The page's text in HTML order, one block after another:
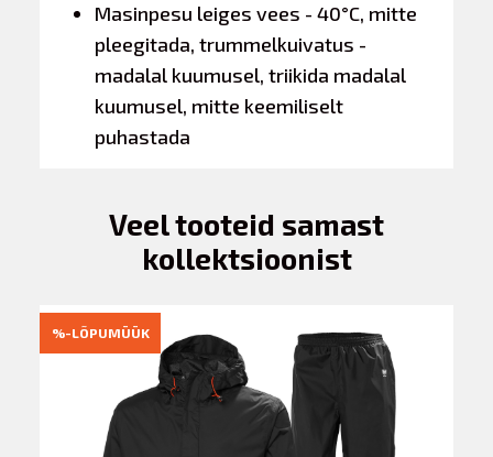
Masinpesu leiges vees - 40°C, mitte
pleegitada, trummelkuivatus -
madalal kuumusel, triikida madalal
kuumusel, mitte keemiliselt
puhastada
Veel tooteid samast
kollektsioonist
%-LÕPUMÜÜK